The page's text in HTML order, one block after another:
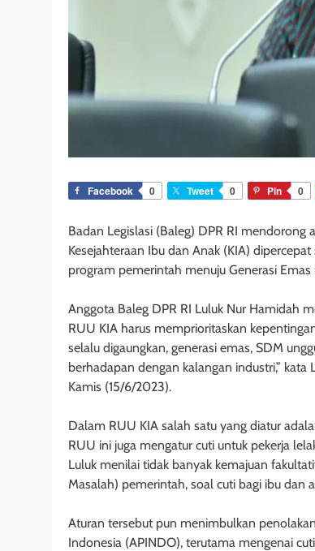
Facebook 0 Tweet 0 Pin 0
Badan Legislasi (Baleg) DPR RI
Kesejahteraan Ibu dan Anak (KIA)
program pemerintah menuju Generasi
Anggota Baleg DPR RI Luluk Nur Hamidah
RUU KIA harus memprioritaskan
selalu digaungkan, generasi emas, SDM
berhadapan dengan kalangan industri,”
Kamis (15/6/2023).
Dalam RUU KIA salah satu yang diatur
RUU ini juga mengatur cuti untuk pekerja
Luluk menilai tidak banyak kemajuan
Masalah) pemerintah, soal cuti bagi ibu dan
Aturan tersebut pun menimbulkan
Indonesia (APINDO), terutama mengenai